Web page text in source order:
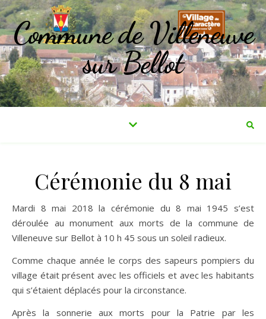
Commune de Villeneuve
sur Bellot
Cérémonie du 8 mai
Mardi 8 mai 2018 la cérémonie du 8 mai 1945 s’est
déroulée au monument aux morts de la commune de
Villeneuve sur Bellot à 10 h 45 sous un soleil radieux.
Comme chaque année le corps des sapeurs pompiers du
village était présent avec les officiels et avec les habitants
qui s’étaient déplacés pour la circonstance.
Après la sonnerie aux morts pour la Patrie par les